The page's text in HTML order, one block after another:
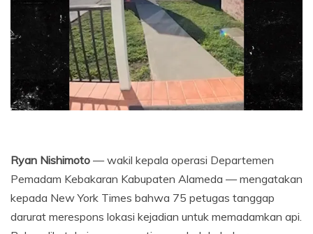
Ryan Nishimoto — wakil kepala operasi Departemen
Pemadam Kebakaran Kabupaten Alameda — mengatakan
kepada New York Times bahwa 75 petugas tanggap
darurat merespons lokasi kejadian untuk memadamkan api.